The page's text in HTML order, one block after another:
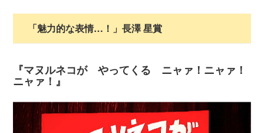
「魅力的な表情…！」長澤 星賞
『マヌルネコが やってくる ニャァ！ニャァ！
ニャァ！』